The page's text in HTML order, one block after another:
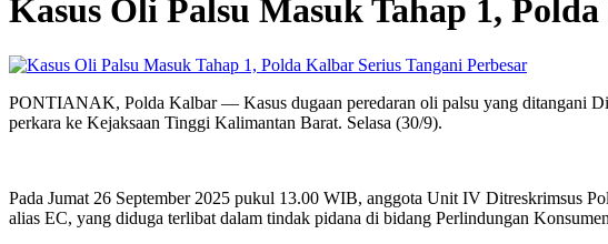
Kasus Oli Palsu Masuk Tahap 1,
Perbesar
PONTIANAK, Polda Kalbar — Kasus dugaan peredaran oli palsu yang ditangani
perkara ke Kejaksaan Tinggi Kalimantan Barat. Selasa (30/9).
Pada Jumat 26 September 2025 pukul 13.00 WIB, anggota Unit IV Ditreskrimsus
alias EC, yang diduga terlibat dalam tindak pidana di bidang Perlindungan